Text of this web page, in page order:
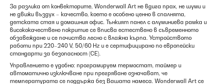
За разлика от конвекторите, Wonderwall Art не вдига прах, не шуми и
не движи въздух – качество, което е особено ценно в спалнята,
детската стая и домашния офис. Тънкият панел с алуминиева рамка и
висококачествено покритие се вписва естествено в съвременното
обзавеждане и се почиства лесно с влажна кърпа. Устройството
работи при 220–240 V, 50/60 Hz и е сертифицирано по европейски
стандарти за безопасност (CE).
Управлението е удобно: програмируем термостат, таймер и
автоматично изключване при прегряване означават, че
температурата се поддържа без Вашата намеса. Wonderwall Art се